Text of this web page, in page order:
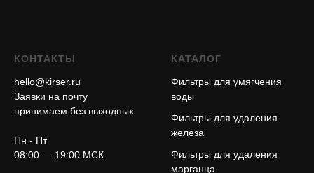
КОНТАКТЫ
hello@kirser.ru
Заявки на почту
принимаем без выходных
Пн - Пт
08:00 — 19:00 МСК
КАТАЛОГ
Фильтры для умягчения
воды
Фильтры для удаления
железа
Фильтры для удаления
марганца